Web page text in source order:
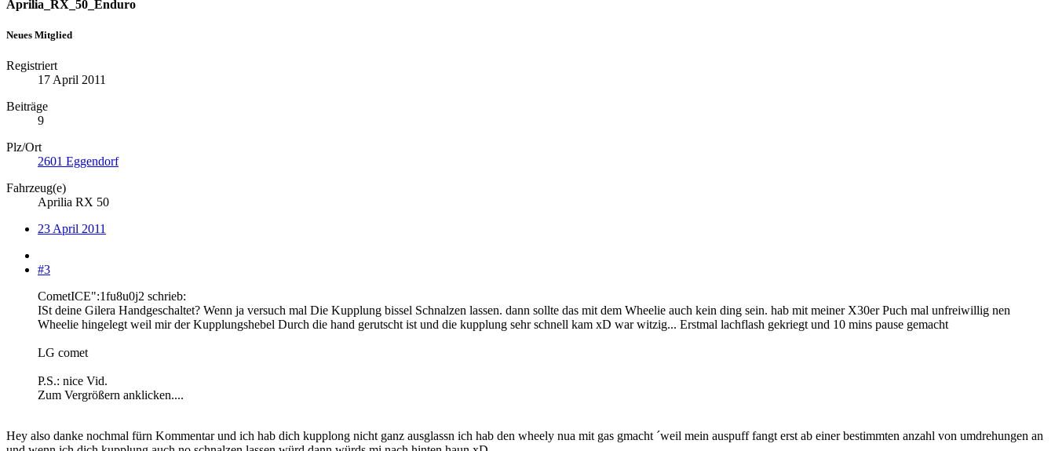
Aprilia_RX_50_Enduro
Neues Mitglied
Registriert
17 April 2011
Beiträge
9
Plz/Ort
2601 Eggendorf
Fahrzeug(e)
Aprilia RX 50
23 April 2011
#3
CometICE":1fu8u0j2 schrieb:
ISt deine Gilera Handgeschaltet? Wenn ja versuch mal Die Kupplung bissel Schnalzen lassen. dann sollte das mit dem Wheelie auch kein ding sein. hab mit meiner X30er Puch mal unfreiwillig nen
Wheelie hingelegt weil mir der Kupplungshebel Durch die hand gerutscht ist und die kupplung sehr schnell kam xD war witzig... Erstmal lachflash gekriegt und 10 mins pause gemacht
LG comet
P.S.: nice Vid.
Zum Vergrößern anklicken....
Hey also danke nochmal fürn Kommentar und ich hab dich kupplong nicht ganz ausglassn ich hab den wheely nua mit gas gmacht ´weil mein auspuff fangt erst ab einer bestimmten anzahl von umdrehungen an